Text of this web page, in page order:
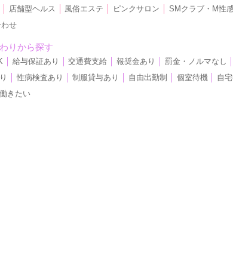
店舗型ヘルス 風俗エステ ピンクサロン SMクラブ・M性
せ
りから探す
給与保証あり 交通費支給 報奨金あり 罰金・ノルマなし
性病検査あり 制服貸与あり 自由出勤制 個室待機 自
きたい